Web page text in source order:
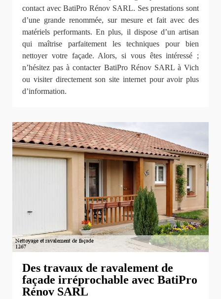
contact avec BatiPro Rénov SARL. Ses prestations sont
d’une grande renommée, sur mesure et fait avec des
matériels performants. En plus, il dispose d’un artisan
qui maîtrise parfaitement les techniques pour bien
nettoyer votre façade. Alors, si vous êtes intéressé ;
n’hésitez pas à contacter BatiPro Rénov SARL à Vich
ou visiter directement son site internet pour avoir plus
d’information.
Des travaux de ravalement de
façade irréprochable avec BatiPro
Rénov SARL